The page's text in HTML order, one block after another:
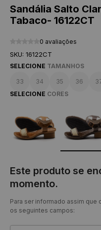
Sandália Salto
Tabaco- 16122CT
0 avaliações
SKU: 16122CT
SELECIONE TAMANHOS
33 34 35 36
SELECIONE CORES
Este produto se
momento.
Para ser informado assim
os seguintes campos: